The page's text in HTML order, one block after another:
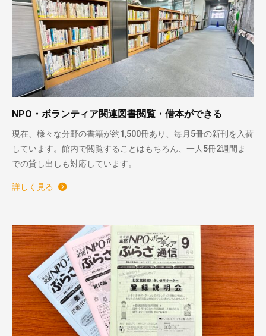
NPO・ボランティア関連図書閲覧・借本ができる
現在、様々な分野の書籍が約1,500冊あり、毎月5冊の新刊を入荷
しています。館内で閲覧することはもちろん、一人5冊2週間ま
での貸し出しも対応しています。
詳しく見る